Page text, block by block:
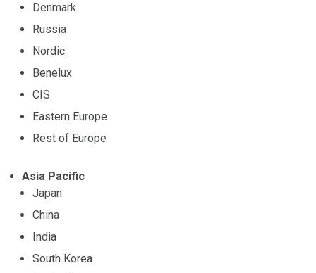
Denmark
Russia
Nordic
Benelux
CIS
Eastern Europe
Rest of Europe
Asia Pacific
Japan
China
India
South Korea